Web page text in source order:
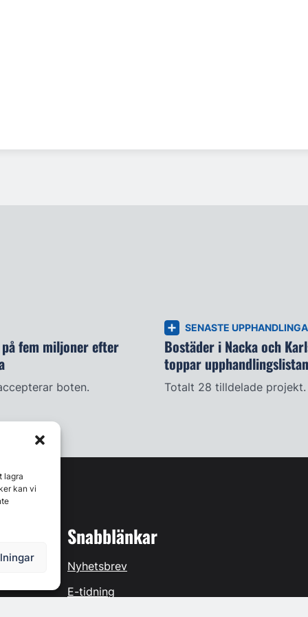
lagra
kan vi
på fem miljoner efter
boten.
SENASTE
Bostäder i Nacka och
toppar upphandlingslistan
Totalt 28 tilldelade projekt.
Snabblänkar
Nyhetsbrev
E-tidning